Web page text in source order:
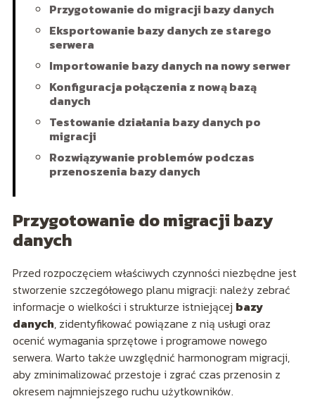
Przygotowanie do migracji bazy danych
Eksportowanie bazy danych ze starego
serwera
Importowanie bazy danych na nowy serwer
Konfiguracja połączenia z nową bazą
danych
Testowanie działania bazy danych po
migracji
Rozwiązywanie problemów podczas
przenoszenia bazy danych
Przygotowanie do migracji bazy
danych
Przed rozpoczęciem właściwych czynności niezbędne jest
stworzenie szczegółowego planu migracji: należy zebrać
informacje o wielkości i strukturze istniejącej bazy
danych, zidentyfikować powiązane z nią usługi oraz
ocenić wymagania sprzętowe i programowe nowego
serwera. Warto także uwzględnić harmonogram migracji,
aby zminimalizować przestoje i zgrać czas przenosin z
okresem najmniejszego ruchu użytkowników.